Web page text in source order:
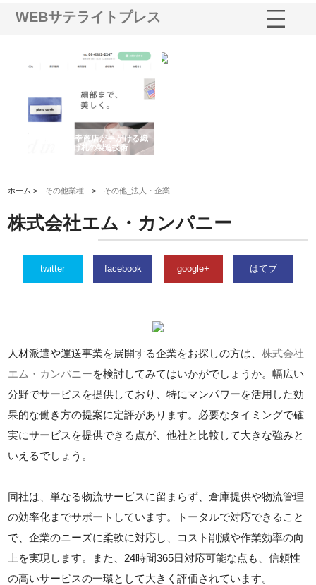
WEBサテライトプレス
有限会社松幸商店が手がける織
ネームと下げ札の製造技術
ホーム > その他業種 > その他_法人・企業
株式会社エム・カンパニー
twitter facebook google+ はてブ
人材派遣や運送事業を展開する企業をお探しの方は、株式会社
エム・カンパニーを検討してみてはいかがでしょうか。幅広い
分野でサービスを提供しており、特にマンパワーを活用した効
果的な働き方の提案に定評があります。必要なタイミングで確
実にサービスを提供できる点が、他社と比較して大きな強みと
いえるでしょう。
同社は、単なる物流サービスに留まらず、倉庫提供や物流管理
の効率化までサポートしています。トータルで対応できること
で、企業のニーズに柔軟に対応し、コスト削減や作業効率の向
上を実現します。また、24時間365日対応可能な点も、信頼性
の高いサービスの一環として大きく評価されています。